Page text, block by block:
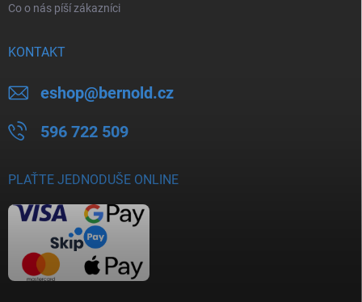
Co o nás píší zákazníci
KONTAKT
eshop@bernold.cz
596 722 509
PLAŤTE JEDNODUŠE ONLINE